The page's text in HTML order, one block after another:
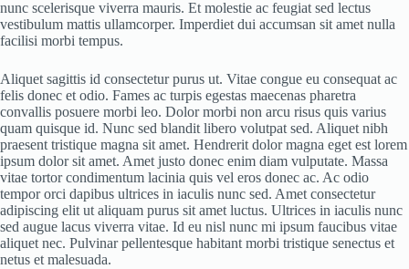
nunc scelerisque viverra mauris. Et molestie ac feugiat sed lectus
vestibulum mattis ullamcorper. Imperdiet dui accumsan sit amet nulla
facilisi morbi tempus.
Aliquet sagittis id consectetur purus ut. Vitae congue eu consequat ac
felis donec et odio. Fames ac turpis egestas maecenas pharetra
convallis posuere morbi leo. Dolor morbi non arcu risus quis varius
quam quisque id. Nunc sed blandit libero volutpat sed. Aliquet nibh
praesent tristique magna sit amet. Hendrerit dolor magna eget est lorem
ipsum dolor sit amet. Amet justo donec enim diam vulputate. Massa
vitae tortor condimentum lacinia quis vel eros donec ac. Ac odio
tempor orci dapibus ultrices in iaculis nunc sed. Amet consectetur
adipiscing elit ut aliquam purus sit amet luctus. Ultrices in iaculis nunc
sed augue lacus viverra vitae. Id eu nisl nunc mi ipsum faucibus vitae
aliquet nec. Pulvinar pellentesque habitant morbi tristique senectus et
netus et malesuada.